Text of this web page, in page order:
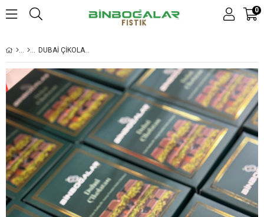
0
DUBAİ ÇİKOLATASI 180GR